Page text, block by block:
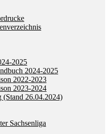
2025
2024-2025
2022-2023
2023-2024
(Stand 26.04.2024)
Sachsenliga